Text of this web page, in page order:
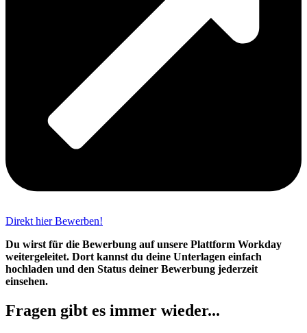
Direkt hier Bewerben!
Du wirst für die Bewerbung auf unsere Plattform Workday
weitergeleitet. Dort kannst du deine Unterlagen einfach
hochladen und den Status deiner Bewerbung jederzeit
einsehen.
Fragen gibt es immer wieder...